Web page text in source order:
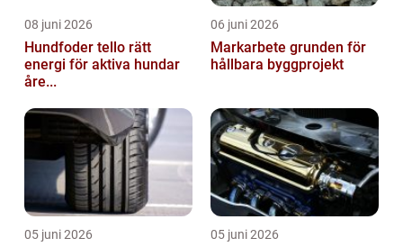
08 juni 2026
Hundfoder tello rätt
energi för aktiva hundar
åre...
06 juni 2026
Markarbete grunden för
hållbara byggprojekt
05 juni 2026 05 juni 2026